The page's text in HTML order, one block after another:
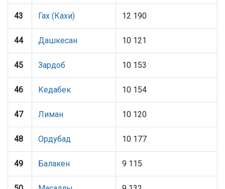
43 Гах (Кахи) 12 190
44 Дашкесан 10 121
45 Зардоб 10 153
46 Кедабек 10 154
47 Лиман 10 120
48 Ордубад 10 177
49 Балакен 9 115